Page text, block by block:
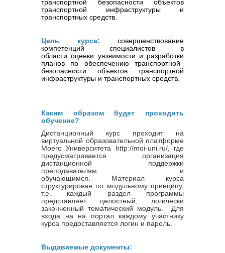
транспортной безопасности объектов
транспортной инфраструктуры и
транспортных средств.
Цель курса:
совершенствование
компетенций
специалистов в
области оценки уязвимости и разработки
планов по обеспечению транспортной
безопасности объектов транспортной
инфраструктуры и транспортных средств
Каким образом будет проходить
обучение?
Дистанционный курс проходит на
виртуальной образовательной платформе
Моего Университета http://moi-uni.ru/, где
предусматривается организация
дистанционной поддержки
преподавателям и
обучающимся. Материал курса
структурирован по модульному принципу,
т.е. каждый раздел программы
представляет целостный, логически
законченный тематический модуль. Для
входа на на портал каждому участнику
курса предоставляется логин и пароль.
Выдаваемые документы: